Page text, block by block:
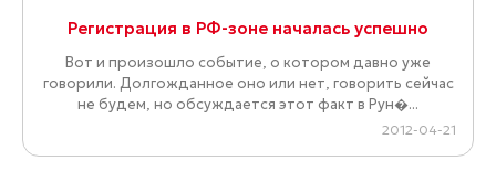
Регистрация в РФ-зоне началась успешно
Вот и произошло событие, о котором давно уже
говорили. Долгожданное оно или нет, говорить сейчас
не будем, но обсуждается этот факт в Рун�...
2012-04-21